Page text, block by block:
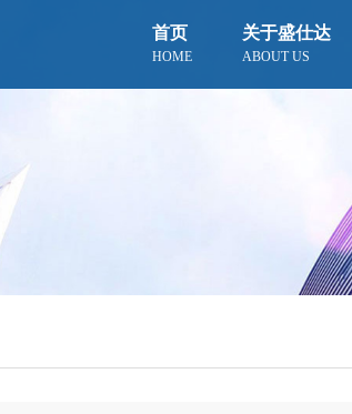
首页
HOME
关于盛仕达
ABOUT US
文化